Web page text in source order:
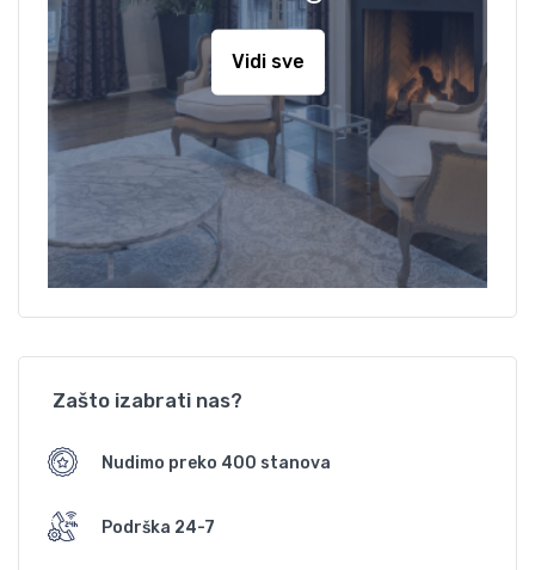
Vidi sve
Zašto izabrati nas?
Nudimo preko 400 stanova
Podrška 24-7